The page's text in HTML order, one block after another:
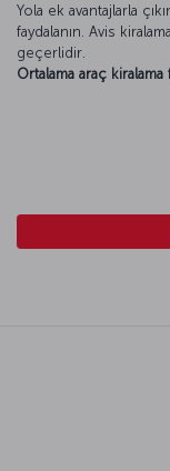
Yola ek avantajlarla
faydalanın. Avis
geçerlidir.
Ortalama araç kiralama